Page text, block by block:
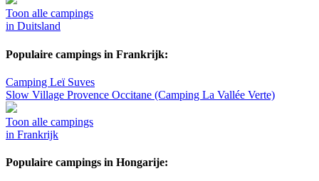
Toon alle campings
in Duitsland
Populaire campings in Frankrijk:
Camping Leï Suves
Slow Village Provence Occitane (Camping La Vallée Verte)
Toon alle campings
in Frankrijk
Populaire campings in Hongarije: